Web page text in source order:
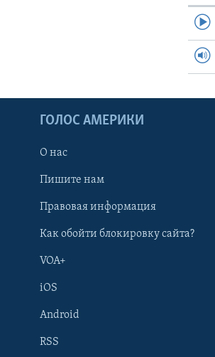
ГОЛОС АМЕРИКИ
О нас
Пишите нам
Правовая информация
Как обойти блокировку сайта?
VOA+
iOS
Android
RSS